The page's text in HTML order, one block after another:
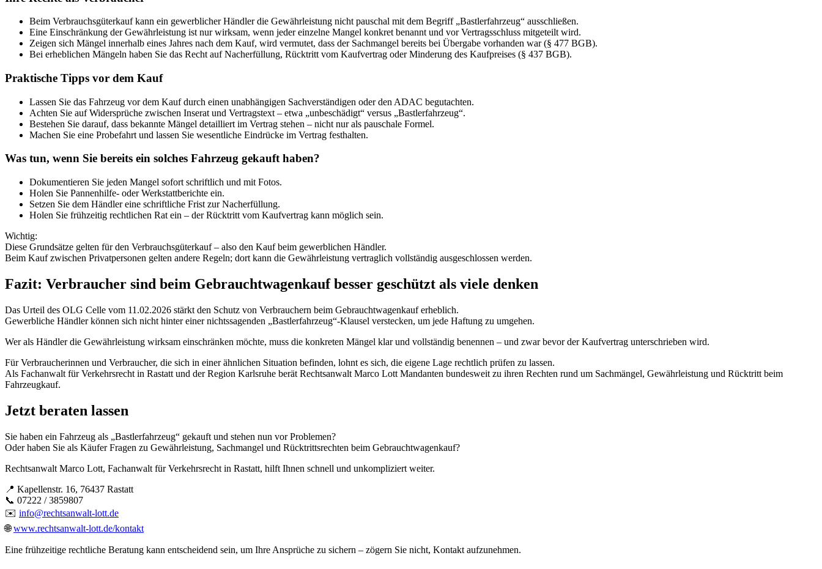
Beim Verbrauchsgüterkauf kann ein gewerblicher Händler die Gewährleistung nicht pauschal mit dem Begriff „Bastlerfahrzeug“ ausschließen.
Eine Einschränkung der Gewährleistung ist nur wirksam, wenn jeder einzelne Mangel konkret benannt und vor Vertragsschluss mitgeteilt wird.
Zeigen sich Mängel innerhalb eines Jahres nach dem Kauf, wird vermutet, dass der Sachmangel bereits bei Übergabe vorhanden war (§ 477 BGB).
Bei erheblichen Mängeln haben Sie das Recht auf Nacherfüllung, Rücktritt vom Kaufvertrag oder Minderung des Kaufpreises (§ 437 BGB).
Praktische Tipps vor dem Kauf
Lassen Sie das Fahrzeug vor dem Kauf durch einen unabhängigen Sachverständigen oder den ADAC begutachten.
Achten Sie auf Widersprüche zwischen Inserat und Vertragstext – etwa „unbeschädigt“ versus „Bastlerfahrzeug“.
Bestehen Sie darauf, dass bekannte Mängel detailliert im Vertrag stehen – nicht nur als pauschale Formel.
Machen Sie eine Probefahrt und lassen Sie wesentliche Eindrücke im Vertrag festhalten.
Was tun, wenn Sie bereits ein solches Fahrzeug gekauft haben?
Dokumentieren Sie jeden Mangel sofort schriftlich und mit Fotos.
Holen Sie Pannenhilfe- oder Werkstattberichte ein.
Setzen Sie dem Händler eine schriftliche Frist zur Nacherfüllung.
Holen Sie frühzeitig rechtlichen Rat ein – der Rücktritt vom Kaufvertrag kann möglich sein.
Wichtig:
Diese Grundsätze gelten für den Verbrauchsgüterkauf – also den Kauf beim gewerblichen Händler.
Beim Kauf zwischen Privatpersonen gelten andere Regeln; dort kann die Gewährleistung vertraglich vollständig ausgeschlossen werden.
Fazit: Verbraucher sind beim Gebrauchtwagenkauf besser geschützt als viele denken
Das Urteil des OLG Celle vom 11.02.2026 stärkt den Schutz von Verbrauchern beim Gebrauchtwagenkauf erheblich.
Gewerbliche Händler können sich nicht hinter einer nichtssagenden „Bastlerfahrzeug“-Klausel verstecken, um jede Haftung zu umgehen.
Wer als Händler die Gewährleistung wirksam einschränken möchte, muss die konkreten Mängel klar und vollständig benennen – und zwar bevor der Kaufvertrag unterschrieben wird.
Für Verbraucherinnen und Verbraucher, die sich in einer ähnlichen Situation befinden, lohnt es sich, die eigene Lage rechtlich prüfen zu lassen.
Als Fachanwalt für Verkehrsrecht in Rastatt und der Region Karlsruhe berät Rechtsanwalt Marco Lott Mandanten bundesweit zu ihren Rechten rund um Sachmängel, Gewährleistung und Rücktritt beim
Fahrzeugkauf.
Jetzt beraten lassen
Sie haben ein Fahrzeug als „Bastlerfahrzeug“ gekauft und stehen nun vor Problemen?
Oder haben Sie als Käufer Fragen zu Gewährleistung, Sachmangel und Rücktrittsrechten beim Gebrauchtwagenkauf?
Rechtsanwalt Marco Lott, Fachanwalt für Verkehrsrecht in Rastatt, hilft Ihnen schnell und unkompliziert weiter.
📍 Kapellenstr. 16, 76437 Rastatt
📞 07222 / 3859807
✉️ info@rechtsanwalt-lott.de
🌐www.rechtsanwalt-lott.de/kontakt
Eine frühzeitige rechtliche Beratung kann entscheidend sein, um Ihre Ansprüche zu sichern – zögern Sie nicht, Kontakt aufzunehmen.